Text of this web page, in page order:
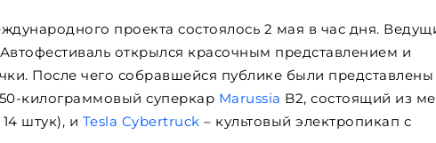
проекта состоялось 2 мая в час дня.
открылся красочным представлением и
После чего собравшейся публике были представлены
килограммовый суперкар Marussia B2, состоящий из
штук), и Tesla Cybertruck – культовый электропикап с